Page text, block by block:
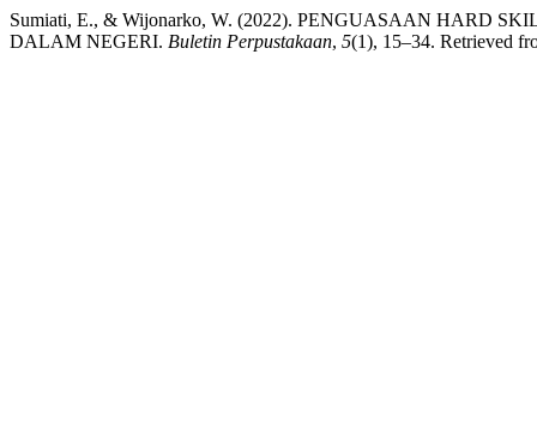
Sumiati, E., & Wijonarko, W. (2022). PENGUASAAN HARD
DALAM NEGERI. Buletin Perpustakaan, 5(1), 15–34. Retrieved